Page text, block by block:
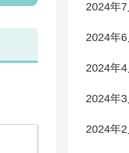
2024年7
2024年6
2024年4
2024年3
2024年2